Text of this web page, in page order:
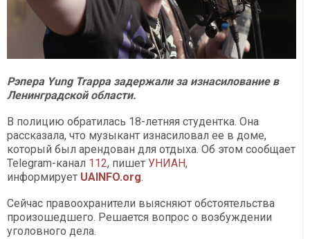
Рэпера Yung Trappa задержали за изнасилование в
Ленинградской области.
В полицию обратилась 18-летняя студентка. Она
рассказала, что музыкант изнасиловал ее в доме,
который был арендован для отдыха. Об этом сообщает
Telegram-канал 112, пишет УНИАН,
информирует UAINFO.org.
Сейчас правоохранители выясняют обстоятельства
произошедшего. Решается вопрос о возбуждении
уголовного дела.